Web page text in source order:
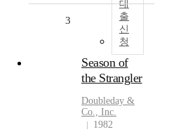
대
출
신
청
3
Season of
the Strangler
Doubleday &
Co., Inc.
1982